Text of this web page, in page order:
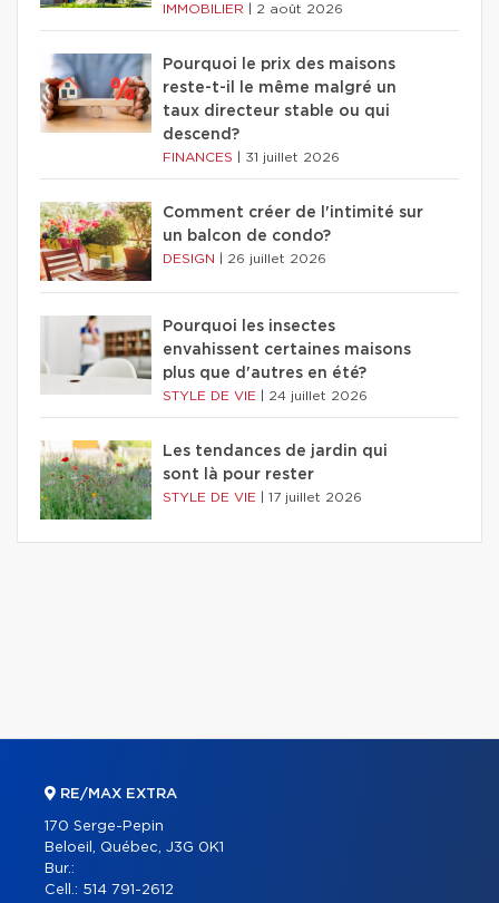
IMMOBILIER 2 août 2026
Pourquoi le prix des maisons
reste-t-il le même malgré un
taux directeur stable ou qui
descend?
FINANCES 31 juillet 2026
Comment créer de l'intimité sur
un balcon de condo?
DESIGN 26 juillet 2026
Pourquoi les insectes
envahissent certaines maisons
plus que d'autres en été?
STYLE DE VIE 24 juillet 2026
Les tendances de jardin qui
sont là pour rester
STYLE DE VIE 17 juillet 2026
RE/MAX EXTRA
170 Serge-Pepin
Beloeil, Québec, J3G 0K1
Bur.:
Cell.: 514 791-2612